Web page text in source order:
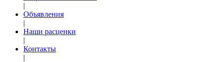
|
Объявления
|
Наши расценки
|
Контакты
|